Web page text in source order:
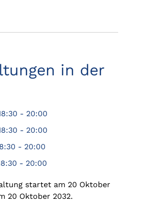
in der
- 20:00
- 20:00
- 20:00
- 20:00
startet am 20 Oktober
20 Oktober 2032.